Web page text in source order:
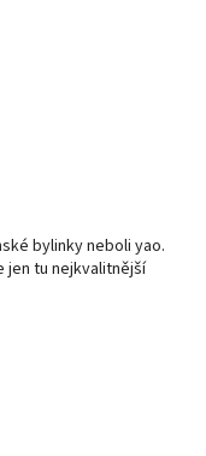
bylinky neboli yao.
jen tu nejkvalitnější